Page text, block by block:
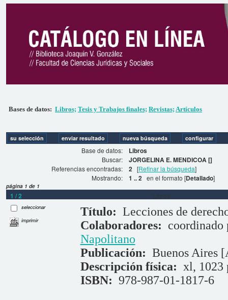
Bases de datos: Libros; Tesis y Trabajos finales; Revistas;Artículos
Base de datos: Libros
Buscar: JORGELINA E. MENDICOA []
Referencias encontradas: 2 [Refinar la búsqueda]
Mostrando:
1 .. 2 en el formato [Detallado]
página 1 de 1
1 / 2 Libros
seleccionar
imprimir
Título: Lecciones de
Colaboradores:
Napolitano
Publicación: Buenos Aires
Descripción física: xl, 1023
ISBN: 978-987-01-1817-6